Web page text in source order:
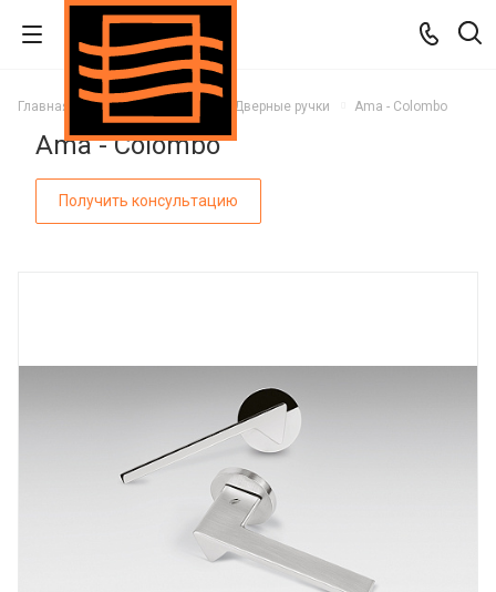
Главная Каталог Дверные ручки Ama - Colombo
Ama - Colombo
Получить консультацию